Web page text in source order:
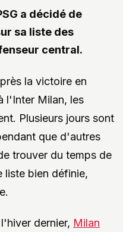
a décidé de
sa liste des
central.
la victoire en
l'Inter Milan, les
Plusieurs jours sont
que d'autres
trouver du temps de
liste bien définie,
dernier, Milan